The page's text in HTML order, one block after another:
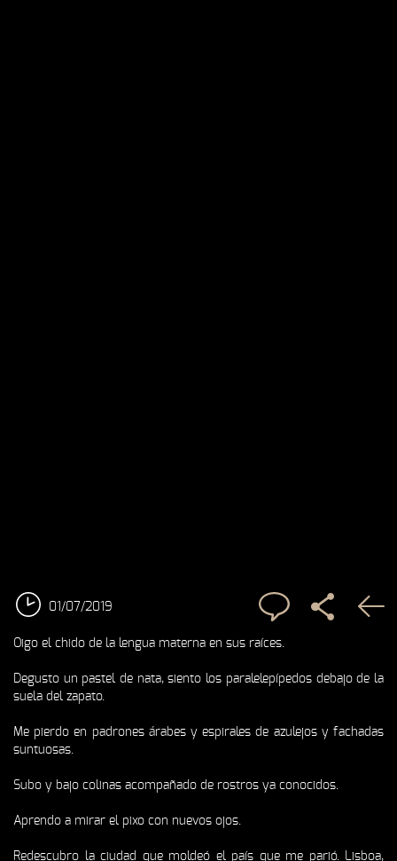
01/07/2019
Oigo el chido de la lengua materna en sus raíces.
Degusto un pastel de nata, siento los paralelepípedos debajo de la
suela del zapato.
Me pierdo en padrones árabes y espirales de azulejos y fachadas
suntuosas.
Subo y bajo colinas acompañado de rostros ya conocidos.
Aprendo a mirar el pixo con nuevos ojos.
Redescubro la ciudad que moldeó el país que me parió. Lisboa,